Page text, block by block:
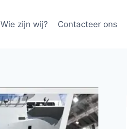
Wie zijn wij? Contacteer ons